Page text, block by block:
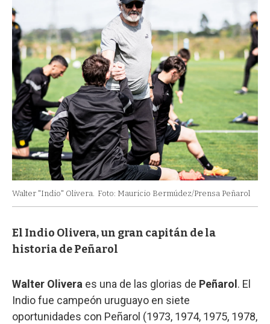
Walter "Indio" Olivera. Foto: Mauricio Bermúdez/Prensa Peñarol
El Indio Olivera, un gran capitán de la
historia de Peñarol
Walter Olivera es una de las glorias de Peñarol . El
Indio fue campeón uruguayo en siete
oportunidades con Peñarol (1973, 1974, 1975, 1978,